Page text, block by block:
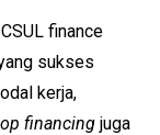
finance
sukses
kerja,
financing juga